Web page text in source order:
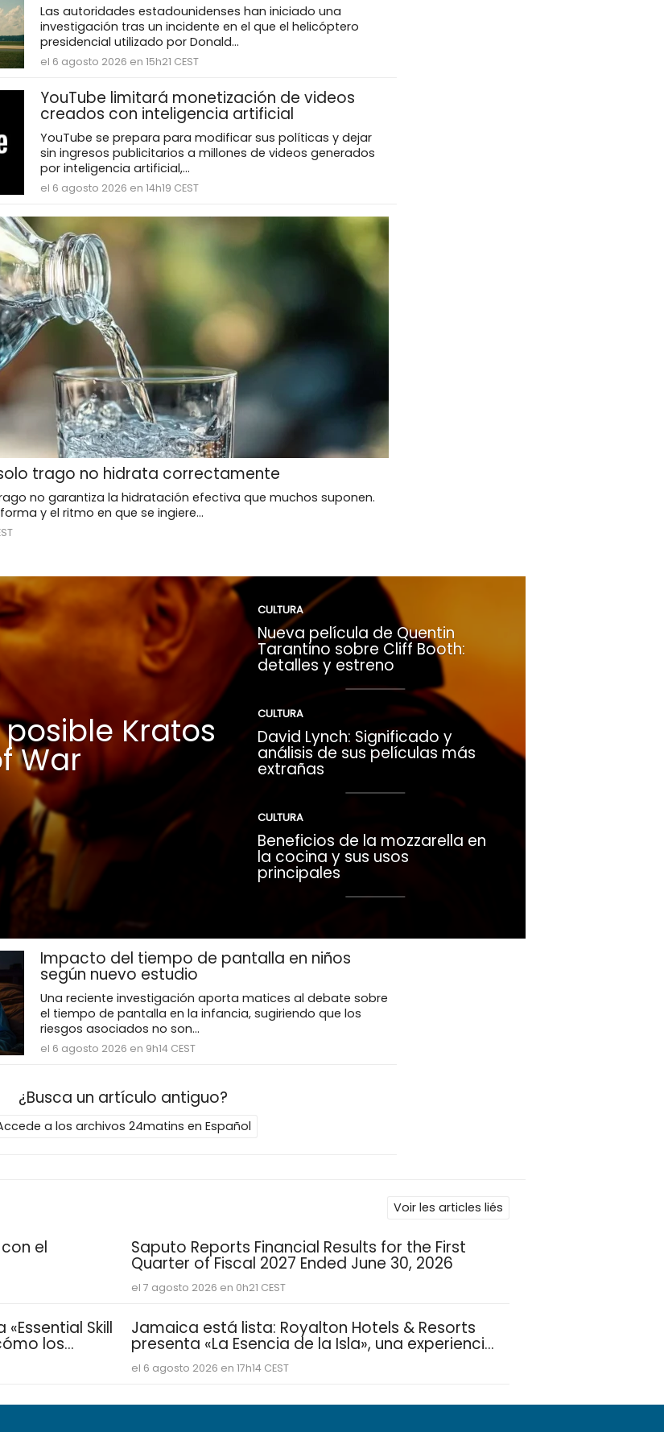
Las autoridades estadounidenses han iniciado una
investigación tras un incidente en el que el helicóptero
presidencial utilizado por Donald...
el 6 agosto 2026 en 15h21 CEST
YouTube limitará monetización de videos
creados con inteligencia artificial
YouTube se prepara para modificar sus políticas y dejar
sin ingresos publicitarios a millones de videos generados
por inteligencia artificial,...
el 6 agosto 2026 en 14h19 CEST
trago no hidrata correctamente
no garantiza la hidratación efectiva que muchos suponen.
y el ritmo en que se ingiere...
Kratos
War
CULTURA
Nueva película de Quentin
Tarantino sobre Cliff Booth:
detalles y estreno
CULTURA
David Lynch: Significado y
análisis de sus películas más
extrañas
CULTURA
Beneficios de la mozzarella en
la cocina y sus usos
principales
Impacto del tiempo de pantalla en niños
según nuevo estudio
Una reciente investigación aporta matices al debate sobre
el tiempo de pantalla en la infancia, sugiriendo que los
riesgos asociados no son...
el 6 agosto 2026 en 9h14 CEST
¿Busca un artículo antiguo?
a los archivos 24matins en Español
Voir les articles liés
el Saputo Reports Financial Results for the First
Quarter of Fiscal 2027 Ended June 30, 2026
el 7 agosto 2026 en 0h21 CEST
Skill
los
las
que
Jamaica está lista: Royalton Hotels & Resorts
presenta «La Esencia de la Isla», una experiencia
vacacional para familias
el 6 agosto 2026 en 17h14 CEST